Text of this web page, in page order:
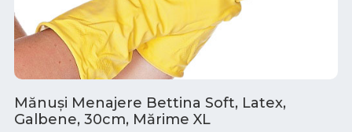
Mănuși Menajere Bettina Soft, Latex,
Galbene, 30cm, Mărime XL